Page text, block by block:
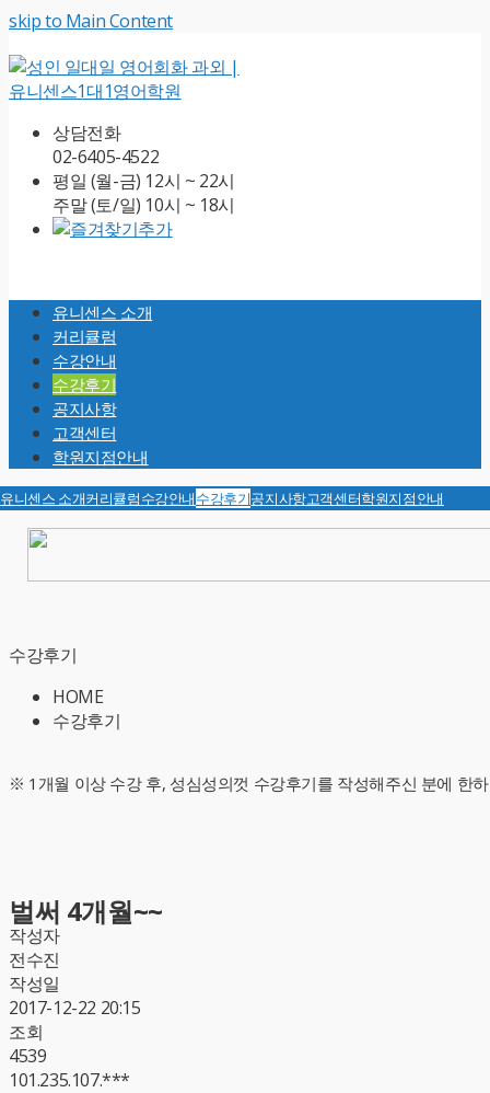
skip to Main Content
상담전화
02-6405-4522
평일 (월-금) 12시 ~ 22시
주말 (토/일) 10시 ~ 18시
Menu유니센스 소개
커리큘럼
수강안내
수강후기
공지사항
고객센터
학원지점안내
유니센스 소개커리큘럼수강안내수강후기공지사항고객센터학원지점안내
수강후기
HOME
수강후기
※ 1개월 이상 수강 후, 성심성의껏 수강후기를 작성해주신 분에 한
벌써 4개월~~
작성자
전수진
작성일
2017-12-22 20:15
조회
4539
101.235.107.***